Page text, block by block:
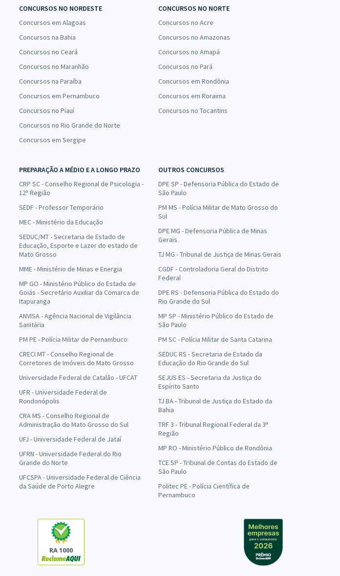
CONCURSOS NO NORDESTE
Concursos em Alagoas
Concursos na Bahia
Concursos no Ceará
Concursos no Maranhão
Concursos na Paraíba
Concursos em Pernambuco
Concursos no Piauí
Concursos no Rio Grande do Norte
Concursos em Sergipe
CONCURSOS NO NORTE
Concursos no Acre
Concursos no Amazonas
Concursos no Amapá
Concursos no Pará
Concursos em Rondônia
Concursos em Roraima
Concursos no Tocantins
PREPARAÇÃO A MÉDIO E A LONGO PRAZO
CRP SC - Conselho Regional de Psicologia -
12ª Região
SEDF - Professor Temporário
MEC - Ministério da Educação
SEDUC/MT - Secretaria de Estado de
Educação, Esporte e Lazer do estado de
Mato Grosso
MME - Ministério de Minas e Energia
MP GO - Ministério Público do Estado de
Goiás - Secretário Auxiliar da Comarca de
Itapuranga
ANVISA - Agência Nacional de Vigilância
Sanitária
PM PE - Polícia Militar de Pernambuco
CRECI MT - Conselho Regional de
Corretores de Imóveis do Mato Grosso
Universidade Federal de Catalão - UFCAT
UFR - Universidade Federal de
Rondonópolis
CRA MS - Conselho Regional de
Administração do Mato Grosso do Sul
UFJ - Universidade Federal de Jataí
UFRN - Universidade Federal do Rio
Grande do Norte
UFCSPA - Universidade Federal de Ciência
da Saúde de Porto Alegre
OUTROS CONCURSOS
DPE SP - Defensoria Pública do Estado de
São Paulo
PM MS - Polícia Militar de Mato Grosso do
Sul
DPE MG - Defensoria Pública de Minas
Gerais
TJ MG - Tribunal de Justiça de Minas Gerais
CGDF - Controladoria Geral do Distrito
Federal
DPE RS - Defensoria Pública do Estado do
Rio Grande do Sul
MP SP - Ministério Público do Estado de
São Paulo
PM SC - Polícia Militar de Santa Catarina
SEDUC RS - Secretaria de Estado da
Educação do Rio Grande do Sul
SEJUS ES - Secretaria da Justiça do
Espírito Santo
TJ BA - Tribunal de Justiça do Estado da
Bahia
TRF 3 - Tribunal Regional Federal da 3ª
Região
MP RO - Ministério Público de Rondônia
TCE SP - Tribunal de Contas do Estado de
São Paulo
Politec PE - Polícia Científica de
Pernambuco
RA 1000